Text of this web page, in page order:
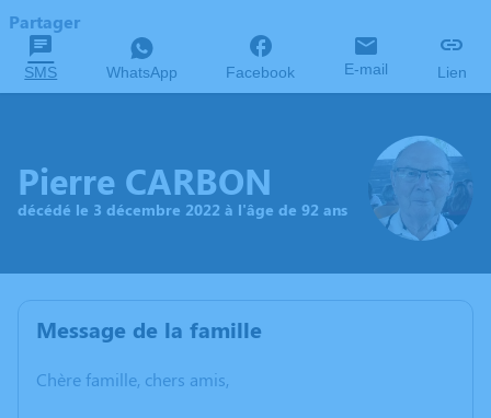
Partager
SMS WhatsApp Facebook E-mail Lien
Pierre CARBON
décédé le 3 décembre 2022 à l'âge de 92 ans
Message de la famille
Chère famille, chers amis,